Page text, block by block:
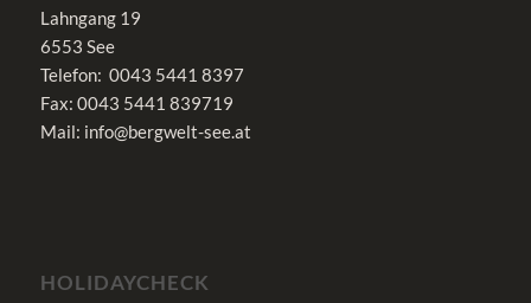
Lahngang 19
6553 See
Telefon: 0043 5441 8397
Fax: 0043 5441 839719
Mail: info@bergwelt-see.at
HOLIDAYCHECK